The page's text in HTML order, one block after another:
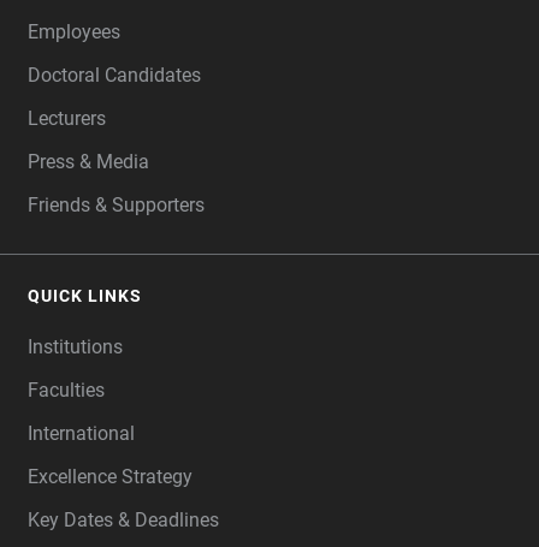
Employees
Doctoral Candidates
Lecturers
Press & Media
Friends & Supporters
QUICK LINKS
Institutions
Faculties
International
Excellence Strategy
Key Dates & Deadlines